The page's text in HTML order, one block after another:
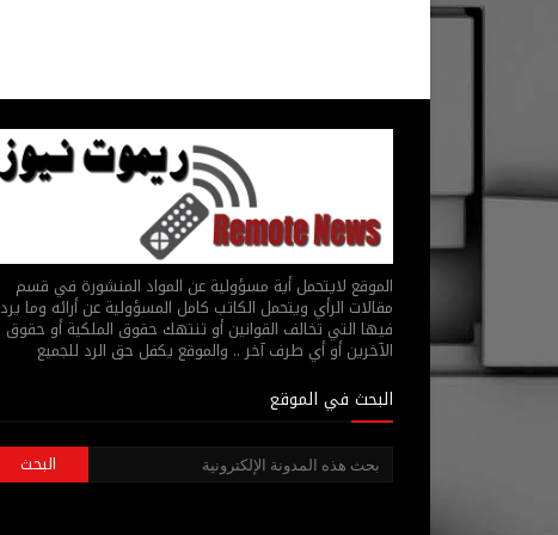
الموقع لايتحمل أية مسؤولية عن المواد المنشورة في قسم
مقالات الرأي ويتحمل الكاتب كامل المسؤولية عن أرائه وما يرد
فيها التي تخالف القوانين أو تنتهك حقوق الملكية أو حقوق
الآخرين أو أي طرف آخر .. والموقع يكفل حق الرد للجميع
البحث في الموقع